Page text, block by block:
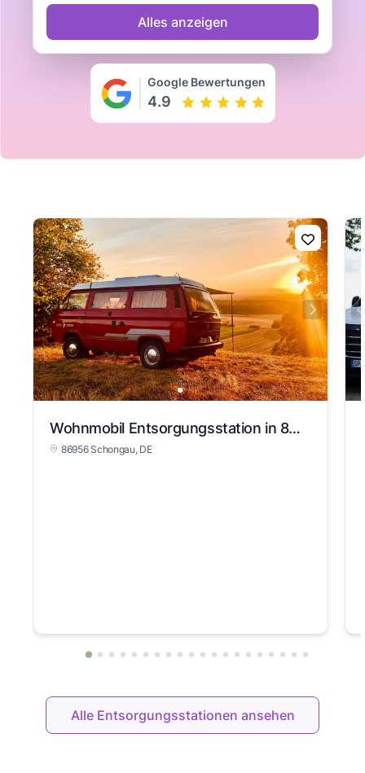
Alles anzeigen
Google Bewertungen
4.9
Wohnmobil Entsorgungsstation in 86956 Schongau
86956 Schongau, DE
View slide 1
Alle Entsorgungsstationen ansehen